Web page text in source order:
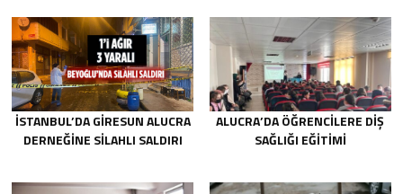
İSTANBUL’DA GIRESUN ALUCRA
DERNEĞINE SILAHLI SALDIRI
ALUCRA’DA ÖĞRENCILERE DIŞ
SAĞLIĞI EĞITIMI